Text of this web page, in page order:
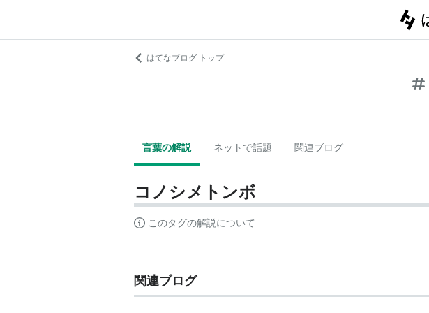
はてなブログ トップ
言葉の解説 ネットで話題 関連ブログ
コノシメトンボ
このタグの解説について
関連ブログ